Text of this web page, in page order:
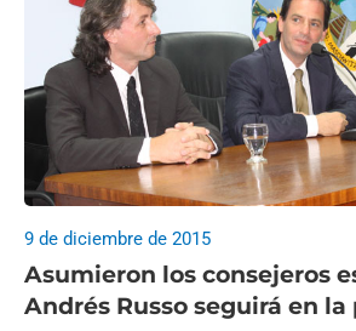
Asumieron los consejeros
Andrés Russo seguirá en
9 de diciembre de 2015